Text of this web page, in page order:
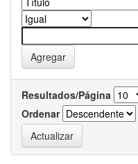
Resultados/Página
Ordenar